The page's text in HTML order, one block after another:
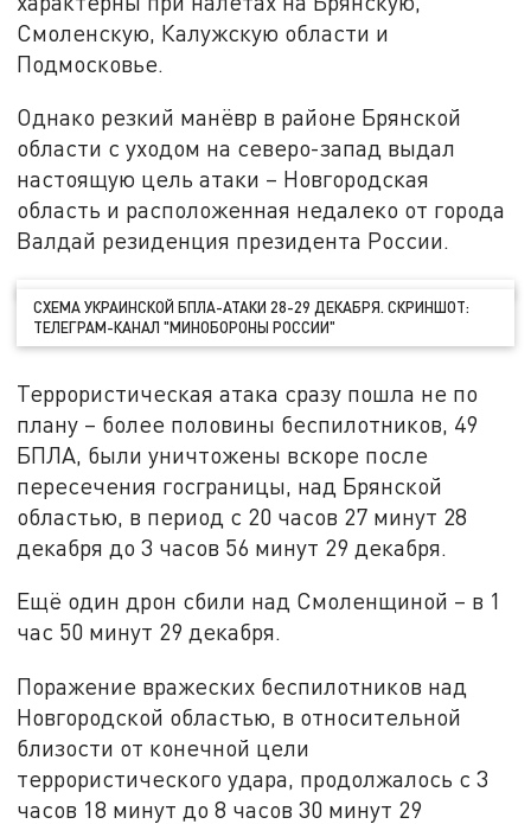
Смоленскую, Калужскую области и
Подмосковье.
Однако резкий манёвр в районе Брянской
области с уходом на северо-запад выдал
настоящую цель атаки – Новгородская
область и расположенная недалеко от города
Валдай резиденция президента России.
СХЕМА УКРАИНСКОЙ БПЛА-АТАКИ 28-29 ДЕКАБРЯ. СКРИНШОТ:
ТЕЛЕГРАМ-КАНАЛ "МИНОБОРОНЫ РОССИИ"
Террористическая атака сразу пошла не по
плану – более половины беспилотников, 49
БПЛА, были уничтожены вскоре после
пересечения госграницы, над Брянской
областью, в период с 20 часов 27 минут 28
декабря до 3 часов 56 минут 29 декабря.
Ещё один дрон сбили над Смоленщиной – в 1
час 50 минут 29 декабря.
Поражение вражеских беспилотников над
Новгородской областью, в относительной
близости от конечной цели
террористического удара, продолжалось с 3
часов 18 минут до 8 часов 30 минут 29